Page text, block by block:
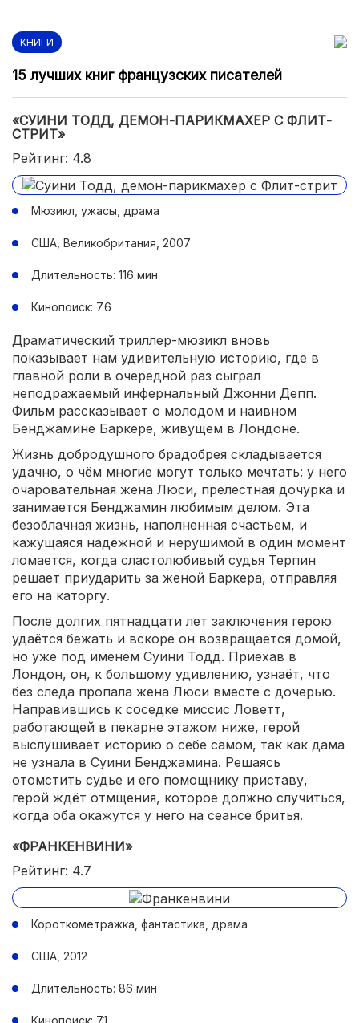
КНИГИ
15 лучших книг французских писателей
«СУИНИ ТОДД, ДЕМОН-ПАРИКМАХЕР С ФЛИТ-
СТРИТ»
Рейтинг: 4.8
Мюзикл, ужасы, драма
США, Великобритания, 2007
Длительность: 116 мин
Кинопоиск: 7.6
Драматический триллер-мюзикл вновь
показывает нам удивительную историю, где в
главной роли в очередной раз сыграл
неподражаемый инфернальный Джонни Депп.
Фильм рассказывает о молодом и наивном
Бенджамине Баркере, живущем в Лондоне.
Жизнь добродушного брадобрея складывается
удачно, о чём многие могут только мечтать: у него
очаровательная жена Люси, прелестная дочурка и
занимается Бенджамин любимым делом. Эта
безоблачная жизнь, наполненная счастьем, и
кажущаяся надёжной и нерушимой в один момент
ломается, когда сластолюбивый судья Терпин
решает приударить за женой Баркера, отправляя
его на каторгу.
После долгих пятнадцати лет заключения герою
удаётся бежать и вскоре он возвращается домой,
но уже под именем Суини Тодд. Приехав в
Лондон, он, к большому удивлению, узнаёт, что
без следа пропала жена Люси вместе с дочерью.
Направившись к соседке миссис Ловетт,
работающей в пекарне этажом ниже, герой
выслушивает историю о себе самом, так как дама
не узнала в Суини Бенджамина. Решаясь
отомстить судье и его помощнику приставу,
герой ждёт отмщения, которое должно случиться,
когда оба окажутся у него на сеансе бритья.
«ФРАНКЕНВИНИ»
Рейтинг: 4.7
Короткометражка, фантастика, драма
США, 2012
Длительность: 86 мин
Кинопоиск: 7.1